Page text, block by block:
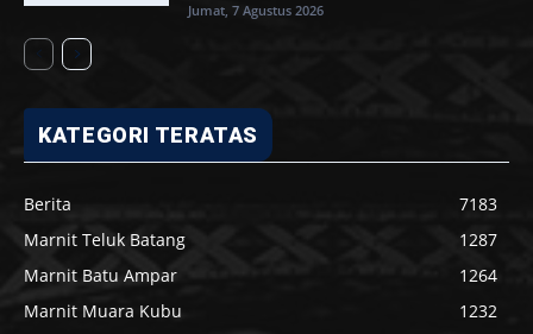
Jumat, 7 Agustus 2026
KATEGORI TERATAS
Berita
7183
Marnit Teluk Batang
1287
Marnit Batu Ampar
1264
Marnit Muara Kubu
1232